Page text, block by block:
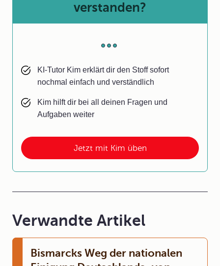
Jetzt mit Kim üben
verstanden?
KI-Tutor Kim erklärt dir den Stoff sofort
nochmal einfach und verständlich
Kim hilft dir bei all deinen Fragen und
Aufgaben weiter
Verwandte Artikel
Bismarcks Weg der nationalen